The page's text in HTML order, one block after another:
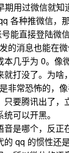
期用过微信就知
各种推微信，
能直接登陆微
的消息也能在
本几乎为 0。像
打没了。为啥
非常恐怖的，
只要腾讯出了，
可以开黑。
音是哪个，反正
的 qq 的惯性还